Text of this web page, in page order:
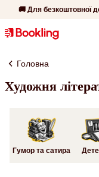
🚚 Для безкоштовної
Головна
Художня
Гумор та сатира